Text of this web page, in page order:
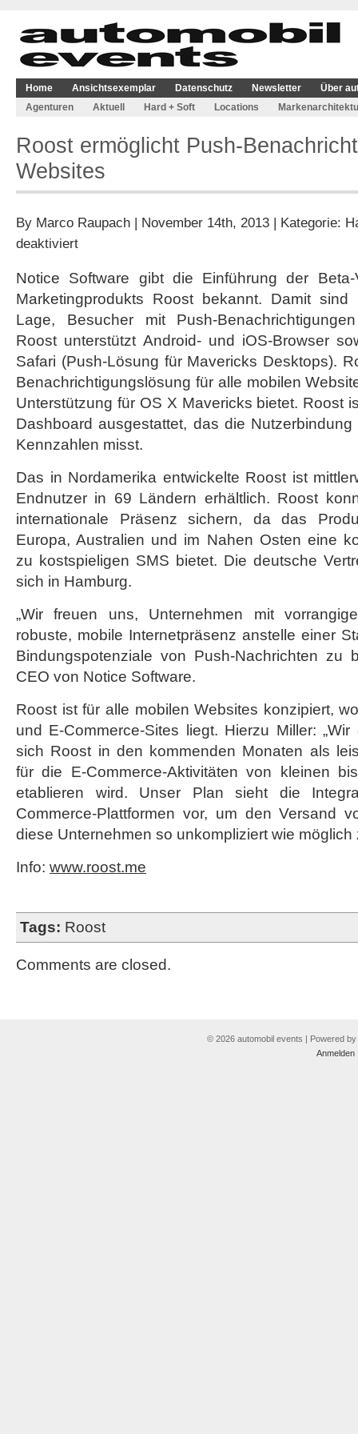
Home Ansichtsexemplar Datenschutz Newsletter
Über
Agenturen
Aktuell Hard + Soft Locations
Roost ermöglicht Push-
Websites
By Marco Raupach | November 14th, 2013 | Kategorie:
deaktiviertfür
Push-
Benachrichtigungen
Websites
Notice Software gibt die Einführung der
Marketingprodukts Roost bekannt. Damit
Lage, Besucher mit Push-
Roost unterstützt Android- und iOS-Browser
Safari (Push-Lösung für Mavericks Desktops).
Benachrichtigungslösung für alle mobilen
Unterstützung für OS X Mavericks bietet. Roost
Dashboard ausgestattet, das die
Kennzahlen misst.
Das in Nordamerika entwickelte Roost ist
Endnutzer in 69 Ländern erhältlich. Roost
internationale Präsenz sichern, da das
Europa, Australien und im Nahen Osten eine
zu kostspieligen SMS bietet. Die deutsche
sich in Hamburg.
„Wir freuen uns, Unternehmen mit
robuste, mobile Internetpräsenz anstelle einer
Bindungspotenziale von Push-Nachrichten zu
CEO von Notice Software.
Roost ist für alle mobilen Websites konzipiert,
und E-Commerce-Sites liegt. Hierzu Miller:
sich Roost in den kommenden Monaten als
für die E-Commerce-Aktivitäten von kleinen
etablieren wird. Unser Plan sieht die
Commerce-Plattformen vor, um den Versand
diese Unternehmen so unkompliziert wie möglich
Info: www.roost.me
Tags: Roost
Comments are closed.
© 2026 automobil events | Powered by
Anmelden|